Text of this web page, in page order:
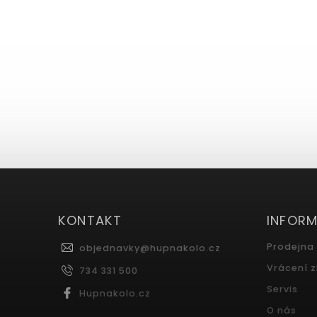
KONTAKT
objednavky@hupnakolo.cz
734 331 500
Hupnakolo.cz
Prodejna
Vrácení
Servis
O nás